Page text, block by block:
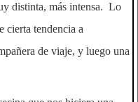
distinta, más intensa. Lo
cierta tendencia a
de viaje, y luego una